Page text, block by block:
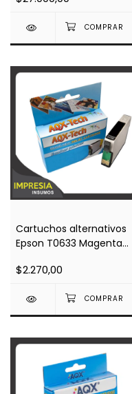
Cartuchos alternativos
Epson T0633 Magenta
CX3700 / CX4100 /
$2.270,00